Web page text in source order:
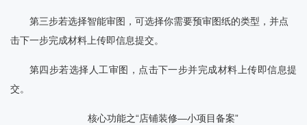
第三步若选择智能审图，可选择你需要预审图纸的类型，并点
击下一步完成材料上传即信息提交。
第四步若选择人工审图，点击下一步并完成材料上传即信息提
交。
核心功能之“店铺装修—小项目备案”